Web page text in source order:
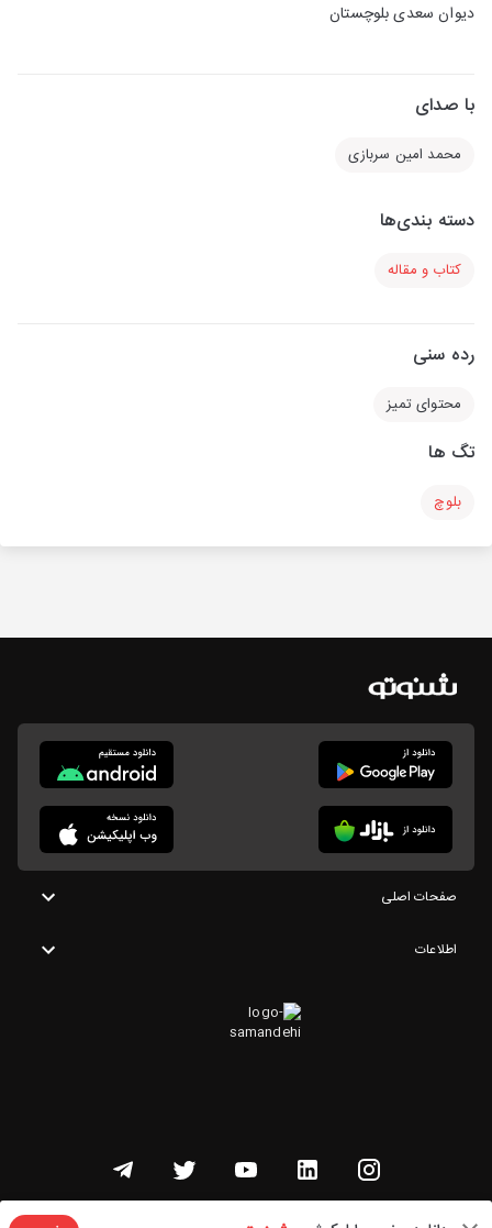
دیوان سعدی بلوچستان
با صدای
محمد امین سربازی
دسته بندی‌ها
کتاب و مقاله
رده سنی
محتوای تمیز
تگ ها
بلوچ
صفحات اصلی
اطلاعات
تمامی حقوق این وبسایت متعلق به شنوتو است